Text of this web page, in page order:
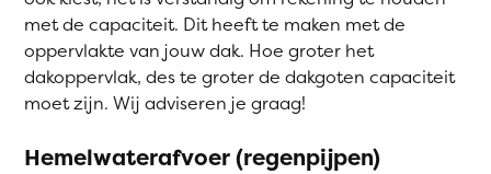
met de capaciteit. Dit heeft te maken met de
oppervlakte van jouw dak. Hoe groter het
dakoppervlak, des te groter de dakgoten capaciteit
moet zijn. Wij adviseren je graag!
Hemelwaterafvoer (regenpijpen)